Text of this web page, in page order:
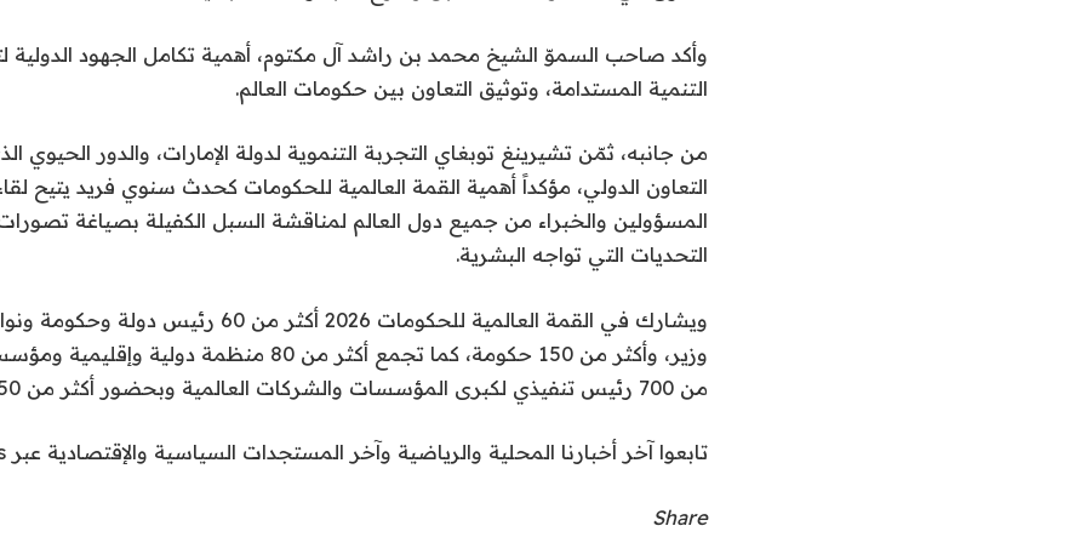
وأكد صاحب السموّ الشيخ محمد بن راشد آل مكتوم، أهمية تكامل الجهود الدولية
التنمية المستدامة، وتوثيق التعاون بين حكومات العالم.
من جانبه، ثمّن تشيرينغ توبغاي التجربة التنموية لدولة الإمارات، والدور الحيوي
التعاون الدولي، مؤكداً أهمية القمة العالمية للحكومات كحدث سنوي فريد يتيح
المسؤولين والخبراء من جميع دول العالم لمناقشة السبل الكفيلة بصياغة
التحديات التي تواجه البشرية.
وزير، وأكثر من 150 حكومة، كما تجمع أكثر من 80 منظمة
من 700 رئيس تنفيذي لكبرى المؤسسات والشركات العالمية وبحضور أكثر من 6250 مشاركاً.
تابعوا آخر أخبارنا المحلية والرياضية وآخر المستجدات السياسية والإقتصادية عبر Google news
Share